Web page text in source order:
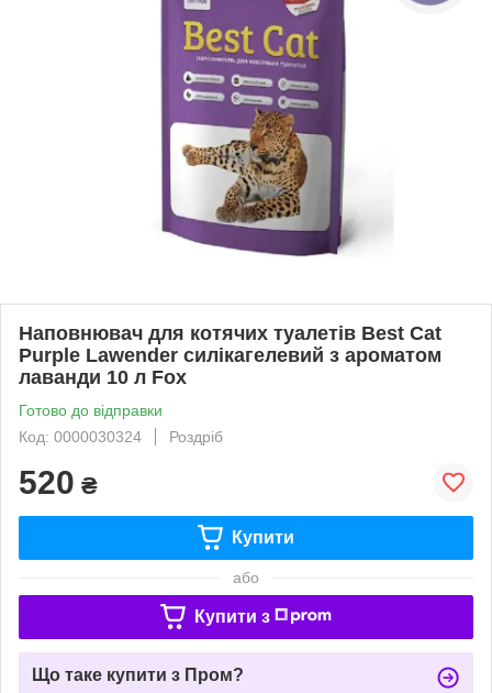
Наповнювач для котячих туалетів Best Cat
Purple Lawender силікагелевий з ароматом
лаванди 10 л Fox
Готово до відправки
Код: 0000030324
Роздріб
520 ₴
Купити
або
Купити з
Що таке купити з Пром?